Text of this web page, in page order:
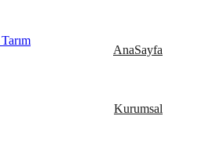
AnaSayfa
Kurumsal